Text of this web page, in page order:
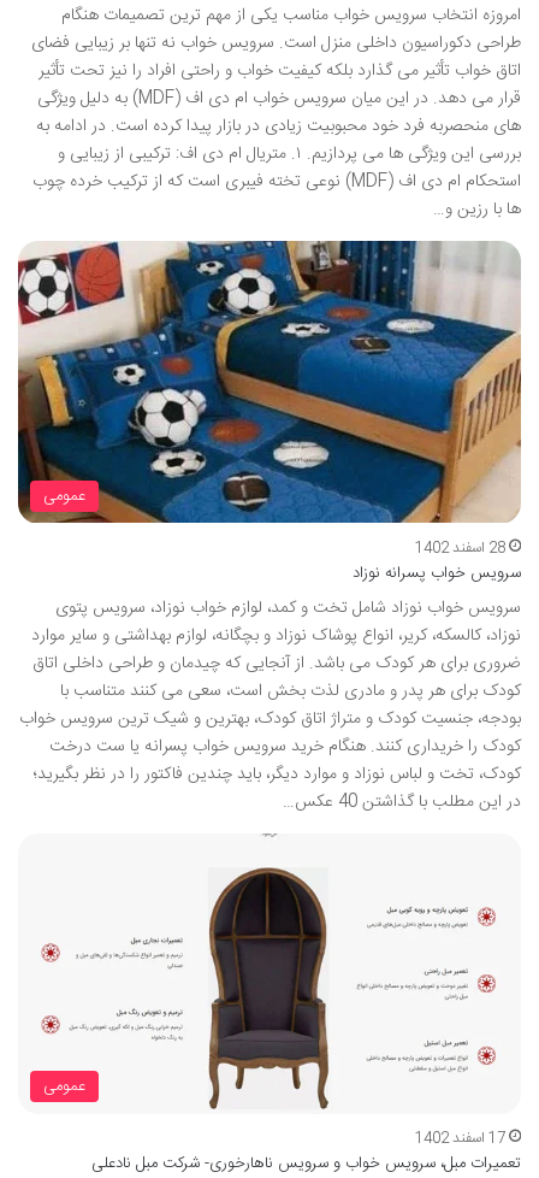
امروزه انتخاب سرویس خواب مناسب یکی از مهم ترین تصمیمات هنگام
طراحی دکوراسیون داخلی منزل است. سرویس خواب نه تنها بر زیبایی فضای
اتاق خواب تأثیر می گذارد بلکه کیفیت خواب و راحتی افراد را نیز تحت تأثیر
قرار می دهد. در این میان سرویس خواب ام دی اف (MDF) به دلیل ویژگی
های منحصربه فرد خود محبوبیت زیادی در بازار پیدا کرده است. در ادامه به
بررسی این ویژگی ها می پردازیم. ۱. متریال ام دی اف: ترکیبی از زیبایی و
استحکام ام دی اف (MDF) نوعی تخته فیبری است که از ترکیب خرده چوب
ها با رزین و…
عمومی
28 اسفند 1402
سرویس خواب پسرانه نوزاد
سرویس خواب نوزاد شامل تخت و کمد، لوازم خواب نوزاد، سرویس پتوی
نوزاد، کالسکه، کریر، انواع پوشاک نوزاد و بچگانه، لوازم بهداشتی و سایر موارد
ضروری برای هر کودک می باشد. از آنجایی که چیدمان و طراحی داخلی اتاق
کودک برای هر پدر و مادری لذت بخش است، سعی می کنند متناسب با
بودجه، جنسیت کودک و متراژ اتاق کودک، بهترین و شیک ترین سرویس خواب
کودک را خریداری کنند. هنگام خرید سرویس خواب پسرانه یا ست درخت
کودک، تخت و لباس نوزاد و موارد دیگر، باید چندین فاکتور را در نظر بگیرید؛
در این مطلب با گذاشتن 40 عکس…
عمومی
17 اسفند 1402
تعمیرات مبل، سرویس خواب و سرویس ناهارخوری- شرکت مبل نادعلی